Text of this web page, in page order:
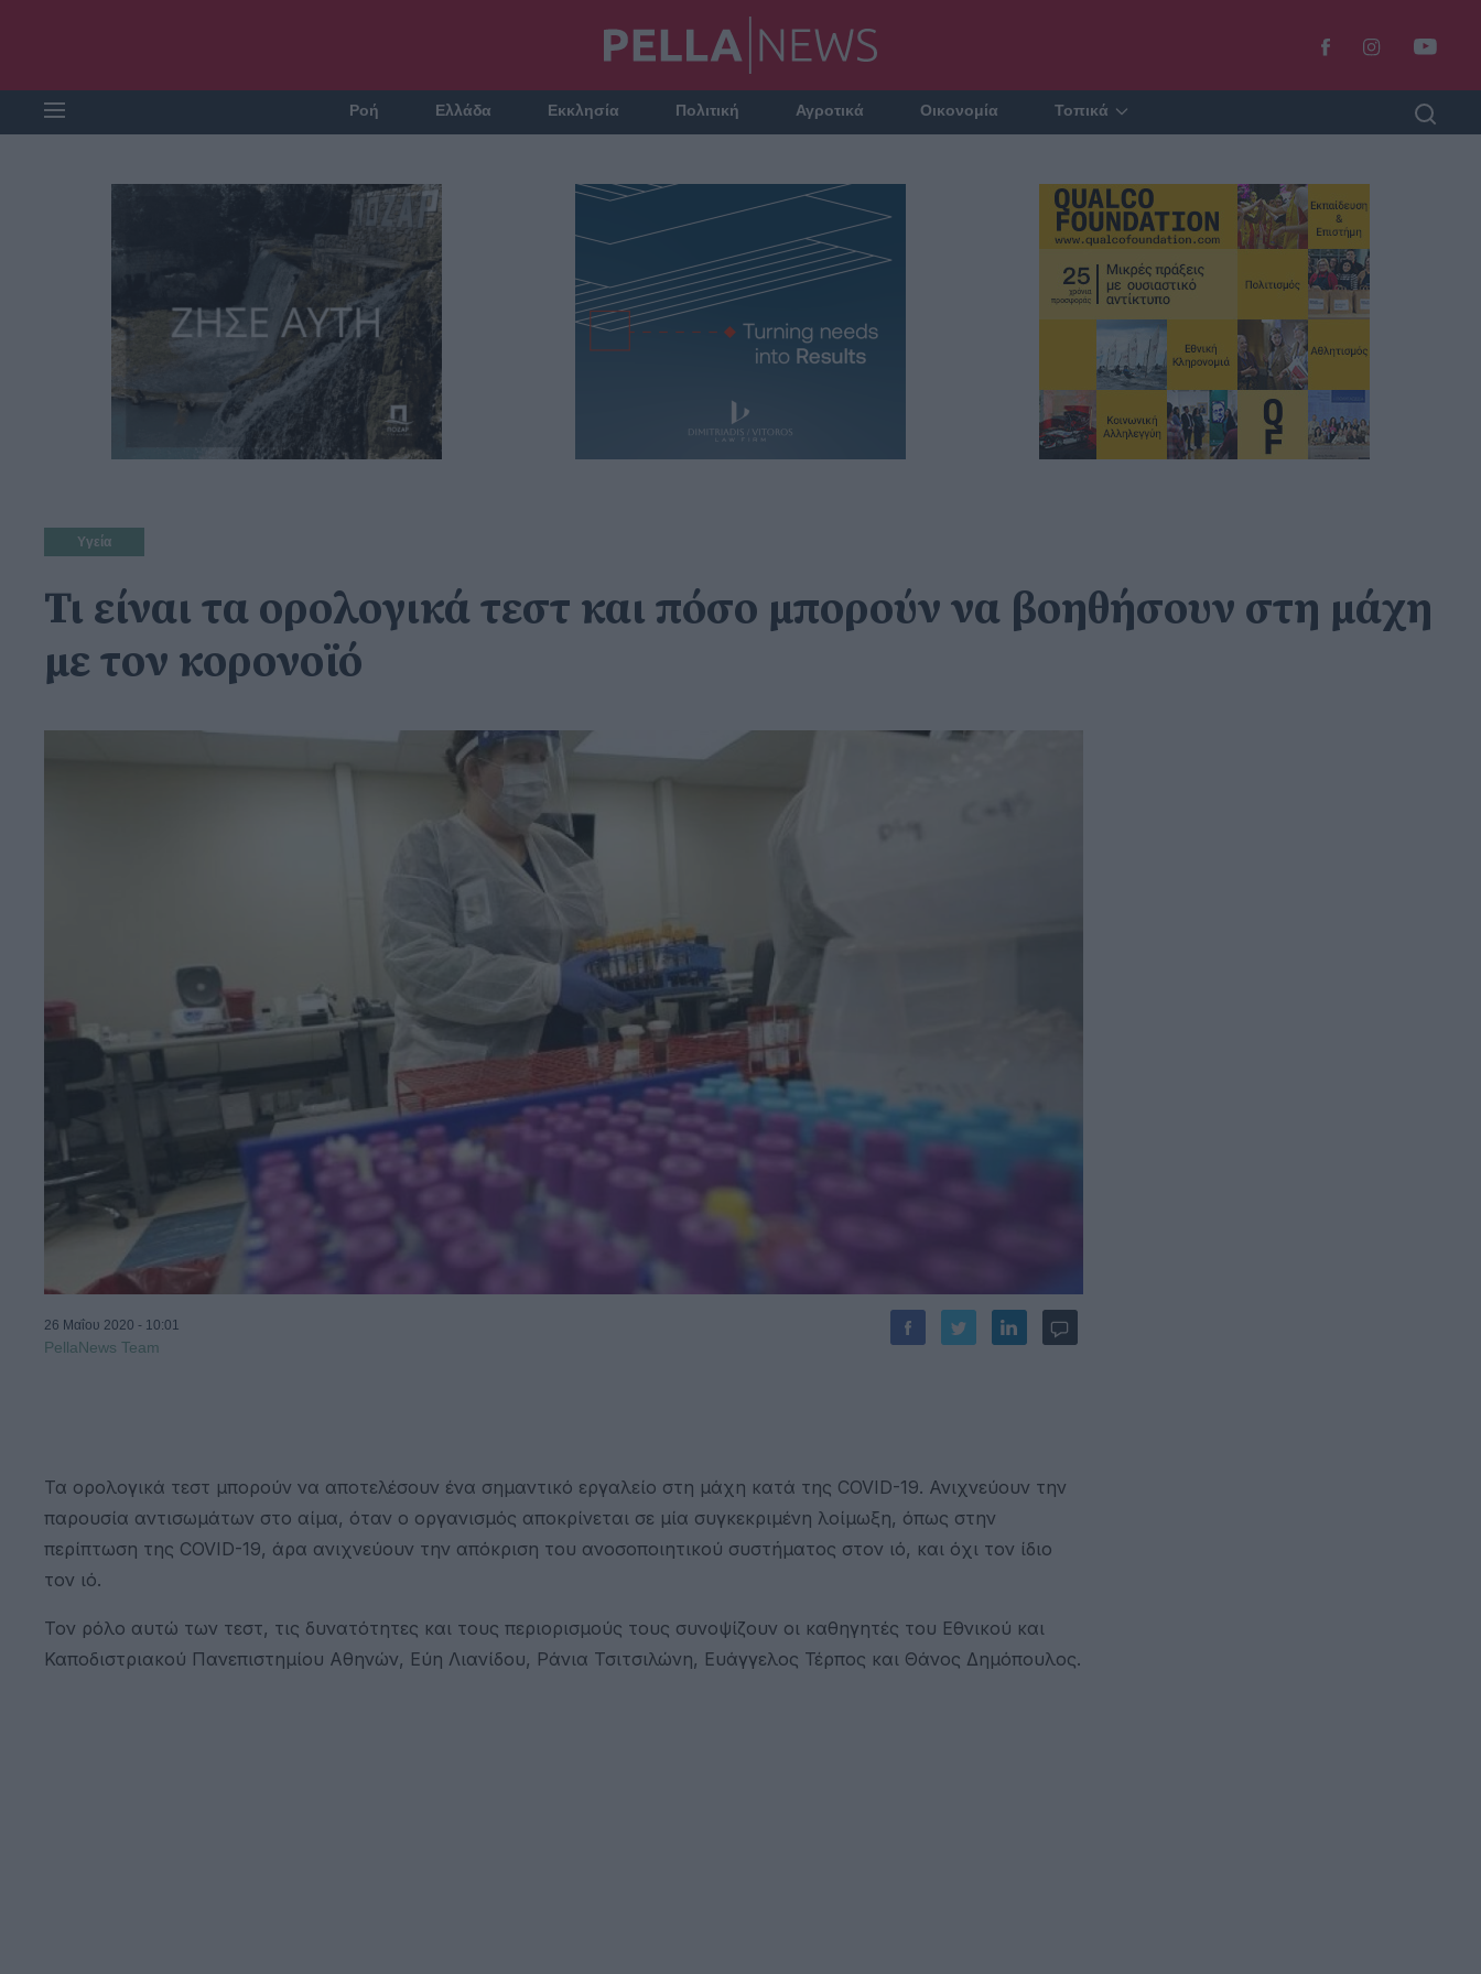
Ροή Ελλάδα Εκκλησία Πολιτική Αγροτικά Οικονομία Τοπικά
Υγεία
Τι είναι τα ορολογικά τεστ και πόσο μπορούν να βοηθήσουν στη μάχη
με τον κορονοϊό
26 Μαΐου 2020 - 10:01
PellaNews Team
Τα ορολογικά τεστ μπορούν να αποτελέσουν ένα σημαντικό εργαλείο στη μάχη κατά της COVID-19. Ανιχνεύουν την
παρουσία αντισωμάτων στο αίμα, όταν ο οργανισμός αποκρίνεται σε μία συγκεκριμένη λοίμωξη, όπως στην
περίπτωση της COVID-19, άρα ανιχνεύουν την απόκριση του ανοσοποιητικού συστήματος στον ιό, και όχι τον ίδιο
τον ιό.
Τον ρόλο αυτώ των τεστ, τις δυνατότητες και τους περιορισμούς τους συνοψίζουν οι καθηγητές του Εθνικού και
Καποδιστριακού Πανεπιστημίου Αθηνών, Εύη Λιανίδου, Ράνια Τσιτσιλώνη, Ευάγγελος Τέρπος και Θάνος Δημόπουλος.